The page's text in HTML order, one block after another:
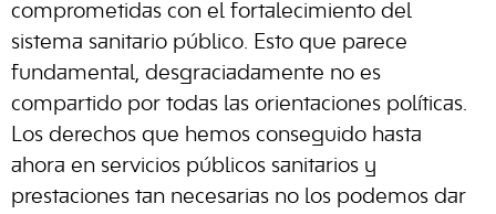
comprometidas con el fortalecimiento del
sistema sanitario público. Esto que parece
fundamental, desgraciadamente no es
compartido por todas las orientaciones políticas.
Los derechos que hemos conseguido hasta
ahora en servicios públicos sanitarios y
prestaciones tan necesarias no los podemos dar